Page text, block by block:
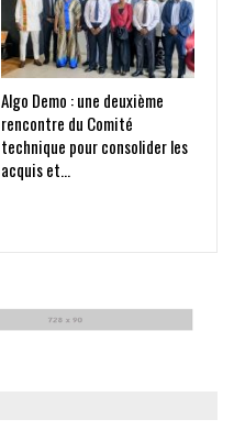
Algo Demo : une deuxième
rencontre du Comité
technique pour consolider les
acquis et…